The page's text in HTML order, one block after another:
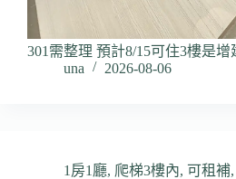
301需整理 預計8/15可住3樓是
una
2026-08-06
1房1廳, 爬梯3樓內, 可租補,